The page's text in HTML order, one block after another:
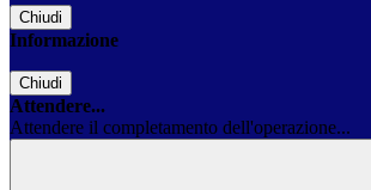
Chiudi
Informazione
Chiudi
Attendere...
Attendere il completamento dell'operazione...